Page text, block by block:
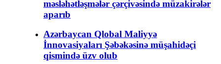
məsləhətləşmələr çərçivəsində müzakirələr
aparıb
Azərbaycan Qlobal Maliyyə
İnnovasiyaları Şəbəkəsinə müşahidəçi
qismində üzv olub